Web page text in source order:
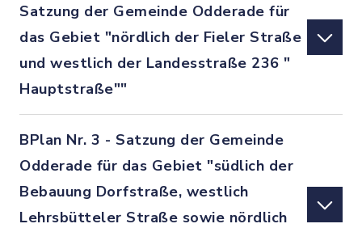
Satzung der Gemeinde Odderade für
das Gebiet "nördlich der Fieler Straße
und westlich der Landesstraße 236 "
Hauptstraße""
BPlan Nr. 3 - Satzung der Gemeinde
Odderade für das Gebiet "südlich der
Bebauung Dorfstraße, westlich
Lehrsbütteler Straße sowie nördlich